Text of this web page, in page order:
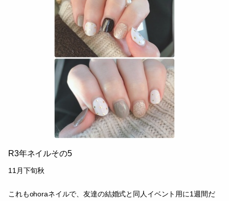
R3年ネイルその5
11月下旬秋
これもohoraネイルで、友達の結婚式と同人イベント用に1週間だ